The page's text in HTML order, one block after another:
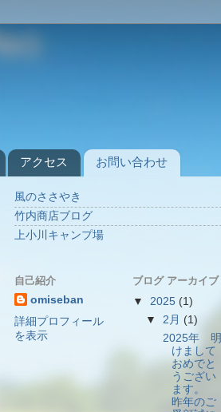
アクセス お問い合わせ
風のささやき
竹内商店ブログ
上小川キャンプ場
自己紹介
omiseban
詳細プロフィール
を表示
ブログ アーカイブ
▼ 2025 (1)
▼2月 (1)
2025年 明
けまして
おめでと
うござい
ます。
昨年のご